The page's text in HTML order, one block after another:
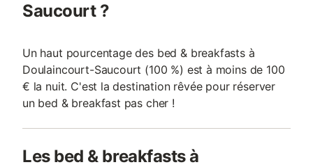
Saucourt ?
Un haut pourcentage des bed & breakfasts à
Doulaincourt-Saucourt (100 %) est à moins de 100
€ la nuit. C'est la destination rêvée pour réserver
un bed & breakfast pas cher !
Les bed & breakfasts à